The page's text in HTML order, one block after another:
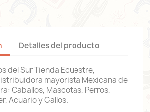
Detalles del producto
del Sur Tienda Ecuestre,
mayorista Mexicana de
Caballos, Mascotas, Perros,
Acuario y Gallos.